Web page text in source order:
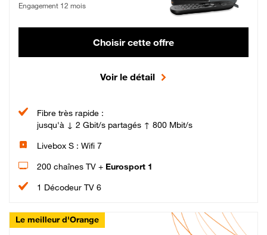
Engagement 12 mois
Choisir cette offre
Voir le détail
Fibre très rapide :
jusqu'à ↓ 2 Gbit/s partagés ↑ 800 Mbit/s
Livebox S : Wifi 7
200 chaînes TV + Eurosport 1
1 Décodeur TV 6
Le meilleur d'Orange